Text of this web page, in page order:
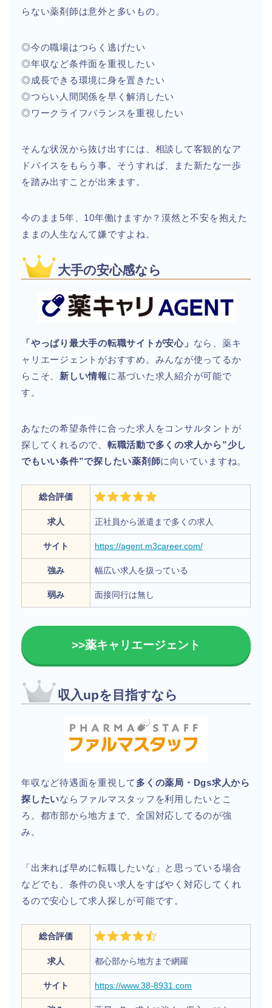
らない薬剤師は意外と多いもの。
◎今の職場はつらく逃げたい
◎年収など条件面を重視したい
◎成長できる環境に身を置きたい
◎つらい人間関係を早く解消したい
◎ワークライフバランスを重視したい
そんな状況から抜け出すには、相談して客観的なア
ドバイスをもらう事。そうすれば、また新たな一歩
を踏み出すことが出来ます。
今のまま5年、10年働けますか？漠然と不安を抱えた
ままの人生なんて嫌ですよね。
大手の安心感なら
「やっぱり最大手の転職サイトが安心」 なら、薬キ
ャリエージェントがおすすめ。みんなが使ってるか
らこそ、 新しい情報に基づいた求人紹介が可能で
す。
あなたの希望条件に合った求人をコンサルタントが
探してくれるので、 転職活動で多くの求人から”少し
でもいい条件”で探したい薬剤師に向いていますね。
総合評価
求人 正社員から派遣まで多くの求人
サイト https://agent.m3career.com/
強み 幅広い求人を扱っている
弱み 面接同行は無し
>>薬キャリエージェント
収入upを目指すなら
年収など待遇面を重視して 多くの薬局・Dgs求人から
探したいならファルマスタッフを利用したいとこ
ろ。都市部から地方まで、全国対応してるのが強
み。
「出来れば早めに転職したいな」と思っている場合
などでも、条件の良い求人をすばやく対応してくれ
るので安心して求人探しが可能です。
総合評価
求人 都心部から地方まで網羅
サイト https://www.38-8931.com